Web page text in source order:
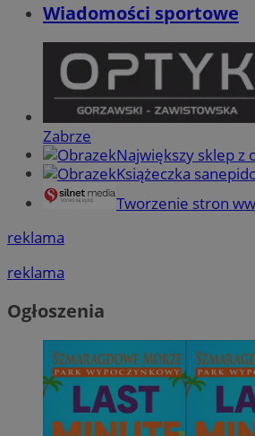
Wiadomości sportowe
Zabrze
Największy sklep z
Książeczka
Tworzenie stron
reklama
reklama
Ogłoszenia